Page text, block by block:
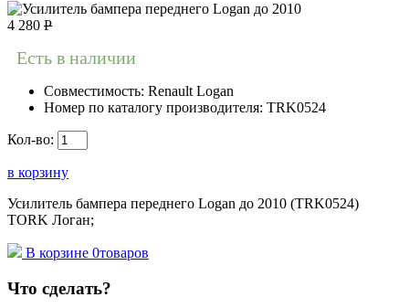
4 280 Р
Есть в наличии
Совместимость: Renault Logan
Номер по каталогу производителя: TRK0524
Кол-во:
в корзину
Усилитель бампера переднего Logan до 2010 (TRK0524)
TORK Логан;
В корзине 0товаров
Что сделать?